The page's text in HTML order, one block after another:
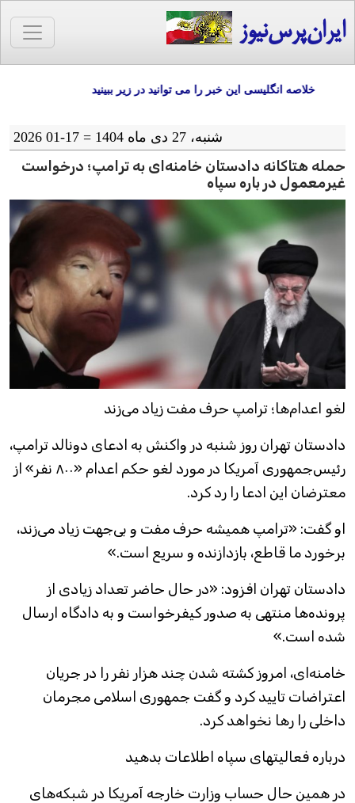
ایران‌پرس‌نیوز
خلاصه انگلیسی این خبر را می توانید در زیر ببینید
شنبه، 27 دی ماه 1404 = 17-01 2026
حمله هتاکانه دادستان خامنه‌ای به ترامپ؛ درخواست
غیرمعمول در باره سپاه
لغو اعدام‌ها؛ ترامپ حرف مفت زیاد می‌زند
دادستان تهران روز شنبه در واکنش به ادعای دونالد ترامپ،
رئیس‌جمهوری آمریکا در مورد لغو حکم اعدام «۸۰۰ نفر» از
معترضان این ادعا را رد کرد.
او گفت: «ترامپ همیشه حرف مفت و بی‌جهت زیاد می‌زند،
برخورد ما قاطع، بازدازنده و سریع است.»
دادستان تهران افزود: «در حال حاضر تعداد زیادی از
پرونده‌ها منتهی به صدور کیفرخواست و به دادگاه ارسال
شده است.»
خامنه‌ای، امروز کشته شدن چند هزار نفر را در جریان
اعتراضات تایید کرد و گفت جمهوری اسلامی مجرمان
داخلی را رها نخواهد کرد.
درباره فعالیتهای سپاه اطلاعات بدهید
در همین حال حساب وزارت خارجه آمریکا در شبکه‌های